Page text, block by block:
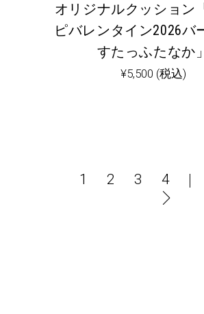
オリジナルクッション
ピバレンタイン2026バ
すたっふたなか」
¥5,500 (税込)
1 2 3 4